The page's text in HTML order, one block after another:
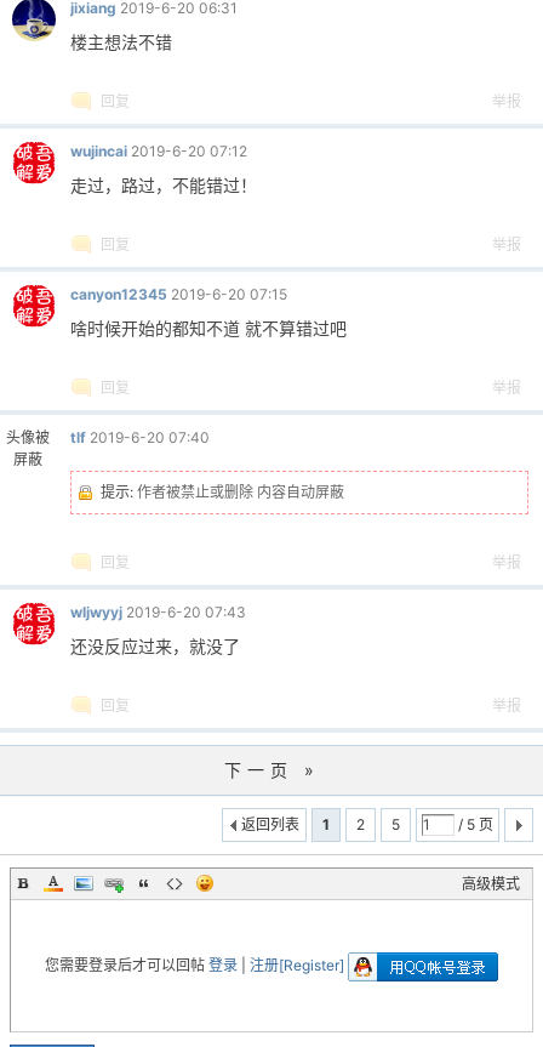
cn jixiang 2019-6-20 06:31
楼主想法不错
回复 举报
wujincai 2019-6-20 07:12
走过，路过，不能错过！
回复 举报
canyon12345 2019-6-20 07:15
啥时候开始的都知不道 就不算错过吧
回复 举报
头像被
屏蔽
tlf 2019-6-20 07:40
提示: 作者被禁止或删除 内容自动屏蔽
回复 举报
wljwyyj 2019-6-20 07:43
还没反应过来，就没了
回复 举报
下一页 »
1 2 5 / 5 页
返回列表
高级模式
您需要登录后才可以回帖 登录 注册[Register]